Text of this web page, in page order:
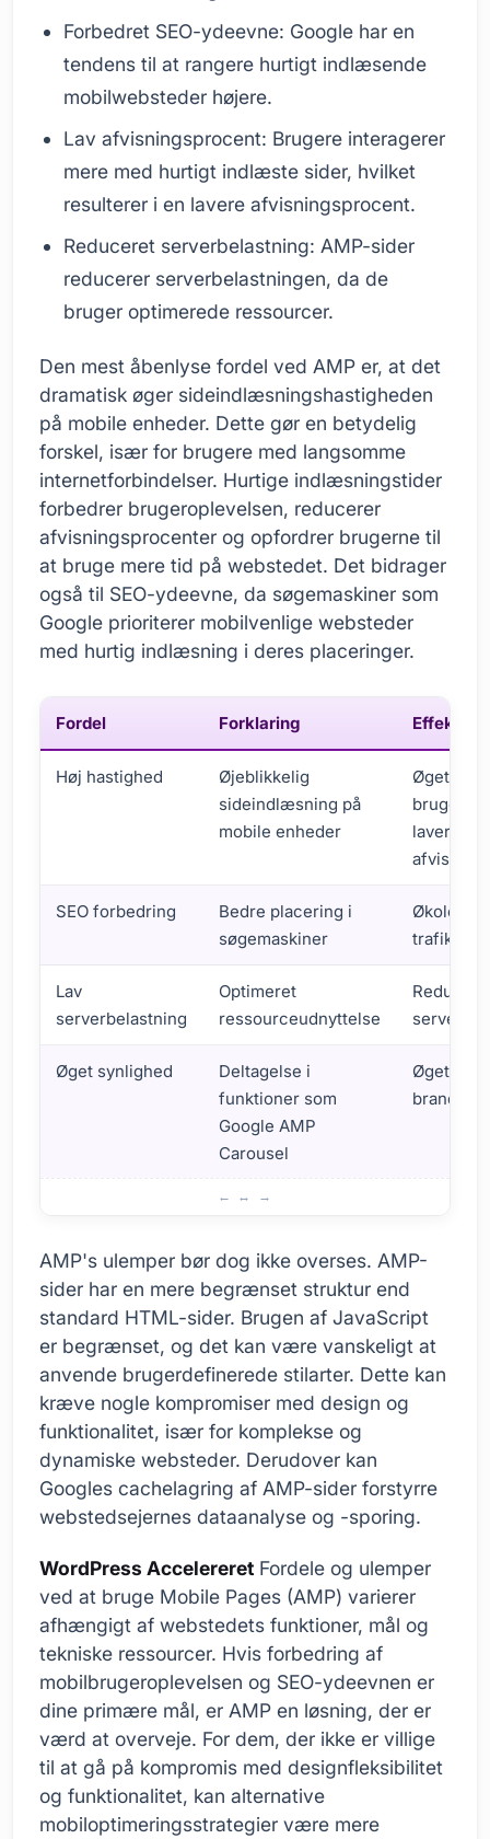
Forbedret SEO-ydeevne: Google har en
tendens til at rangere hurtigt indlæsende
mobilwebsteder højere.
Lav afvisningsprocent: Brugere interagerer
mere med hurtigt indlæste sider, hvilket
resulterer i en lavere afvisningsprocent.
Reduceret serverbelastning: AMP-sider
reducerer serverbelastningen, da de
bruger optimerede ressourcer.
Den mest åbenlyse fordel ved AMP er, at det
dramatisk øger sideindlæsningshastigheden
på mobile enheder. Dette gør en betydelig
forskel, især for brugere med langsomme
internetforbindelser. Hurtige indlæsningstider
forbedrer brugeroplevelsen, reducerer
afvisningsprocenter og opfordrer brugerne til
at bruge mere tid på webstedet. Det bidrager
også til SEO-ydeevne, da søgemaskiner som
Google prioriterer mobilvenlige websteder
med hurtig indlæsning i deres placeringer.
Fordel Forklaring Effekten
Høj hastighed
Øjeblikkelig
sideindlæsning på
mobile enheder
Øget
lavere
SEO forbedring
Bedre placering i
søgemaskiner
Økologisk
Lav
serverbelastning
Optimeret
ressourceudnyttelse
Øget synlighed
Deltagelse i
funktioner som
Google AMP
Carousel
Øget
AMP's ulemper bør dog ikke overses. AMP-
sider har en mere begrænset struktur end
standard HTML-sider. Brugen af JavaScript
er begrænset, og det kan være vanskeligt at
anvende brugerdefinerede stilarter. Dette kan
kræve nogle kompromiser med design og
funktionalitet, især for komplekse og
dynamiske websteder. Derudover kan
Googles cachelagring af AMP-sider forstyrre
webstedsejernes dataanalyse og -sporing.
WordPress Accelereret Fordele og ulemper
ved at bruge Mobile Pages (AMP) varierer
afhængigt af webstedets funktioner, mål og
tekniske ressourcer. Hvis forbedring af
mobilbrugeroplevelsen og SEO-ydeevnen er
dine primære mål, er AMP en løsning, der er
værd at overveje. For dem, der ikke er villige
til at gå på kompromis med designfleksibilitet
og funktionalitet, kan alternative
mobiloptimeringsstrategier være mere